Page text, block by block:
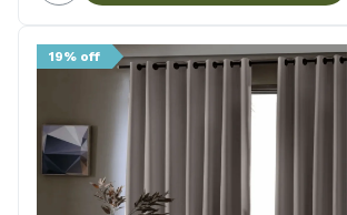
19% off